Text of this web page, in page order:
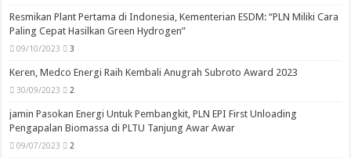
Resmikan Plant Pertama di Indonesia, Kementerian ESDM: “PLN Miliki Cara
Paling Cepat Hasilkan Green Hydrogen”
09/10/2023 3
Keren, Medco Energi Raih Kembali Anugrah Subroto Award 2023
30/09/2023 2
jamin Pasokan Energi Untuk Pembangkit, PLN EPI First Unloading
Pengapalan Biomassa di PLTU Tanjung Awar Awar
09/07/2023 2